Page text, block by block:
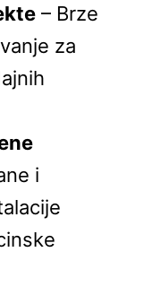
– Brze
za
i